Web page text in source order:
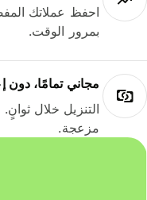
احفظ عملاتك
بمرور الوقت.
مجاني تمامًا، دون
التنزيل خلال ثوانٍ.
مزعجة.